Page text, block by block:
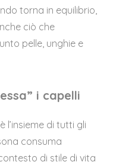
torna in equilibrio,
ciò che
pelle, unghie e
i capelli
l’insieme di tutti gli
consuma
di stile di vita